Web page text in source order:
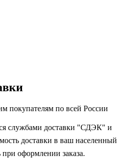
покупателям по всей России
службами доставки "СДЭК" и
доставки в ваш населенный
оформлении заказа.